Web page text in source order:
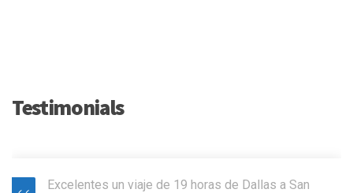
Testimonials
Excelentes un viaje de 19 horas de Dallas a San